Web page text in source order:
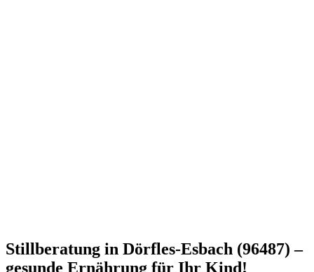
Stillberatung in Dörfles-Esbach (96487) –
gesunde Ernährung für Ihr Kind!